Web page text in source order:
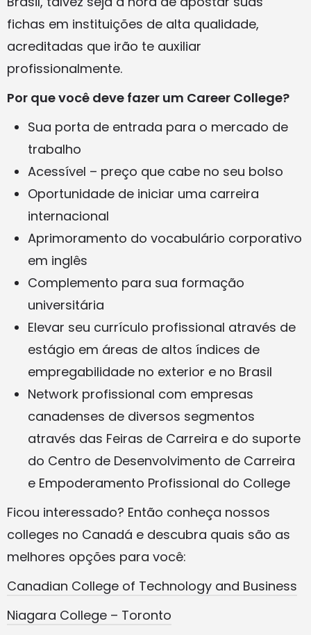
fichas em instituições de alta qualidade,
acreditadas que irão te auxiliar
profissionalmente.
Por que você deve fazer um Career College?
Sua porta de entrada para o mercado de
trabalho
Acessível – preço que cabe no seu bolso
Oportunidade de iniciar uma carreira
internacional
Aprimoramento do vocabulário corporativo
em inglês
Complemento para sua formação
universitária
Elevar seu currículo profissional através de
estágio em áreas de altos índices de
empregabilidade no exterior e no Brasil
Network profissional com empresas
canadenses de diversos segmentos
através das Feiras de Carreira e do suporte
do Centro de Desenvolvimento de Carreira
e Empoderamento Profissional do College
Ficou interessado? Então conheça nossos
colleges no Canadá e descubra quais são as
melhores opções para você:
Canadian College of Technology and Business
Niagara College – Toronto